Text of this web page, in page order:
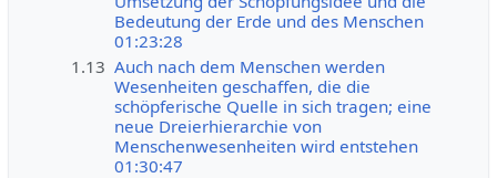
Bedeutung der Erde und des Menschen
01:23:28
1.13 Auch nach dem Menschen werden
Wesenheiten geschaffen, die die
schöpferische Quelle in sich tragen; eine
neue Dreierhierarchie von
Menschenwesenheiten wird entstehen
01:30:47